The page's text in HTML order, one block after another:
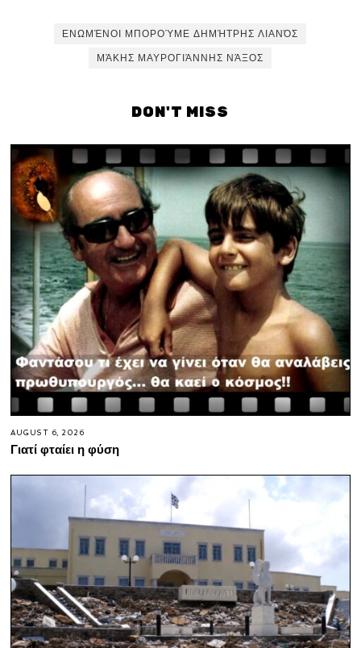
ΕΝΩΜΈΝΟΙ ΜΠΟΡΟΎΜΕ ΔΗΜΉΤΡΗΣ ΛΙΑΝΌΣ
ΜΆΚΗΣ ΜΑΥΡΟΓΙΆΝΝΗΣ ΝΆΞΟΣ
DON'T MISS
AUGUST 6, 2026
Γιατί φταίει η φύση